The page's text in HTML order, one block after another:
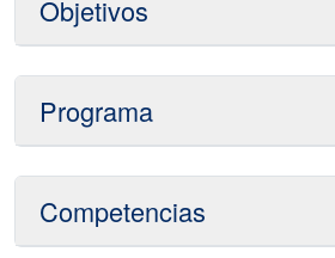
Objetivos
Programa
Competencias